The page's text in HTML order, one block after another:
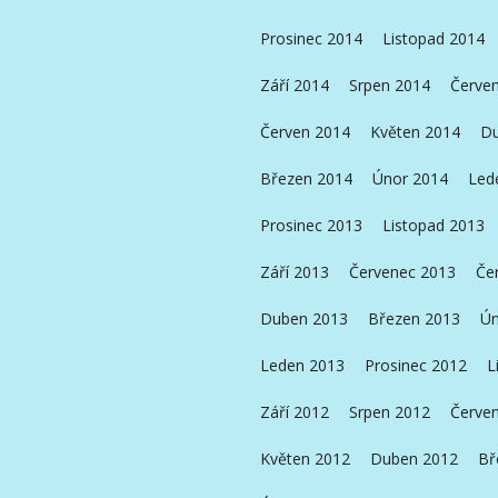
Prosinec 2014 Listopad 2014
Září 2014 Srpen 2014
Červen 2014 Květen 2014
Březen 2014 Únor 2014
Prosinec 2013 Listopad 2013
Září 2013 Červenec 2013
Duben 2013 Březen 2013
Leden 2013 Prosinec 2012
Září 2012 Srpen 2012
Květen 2012 Duben 2012